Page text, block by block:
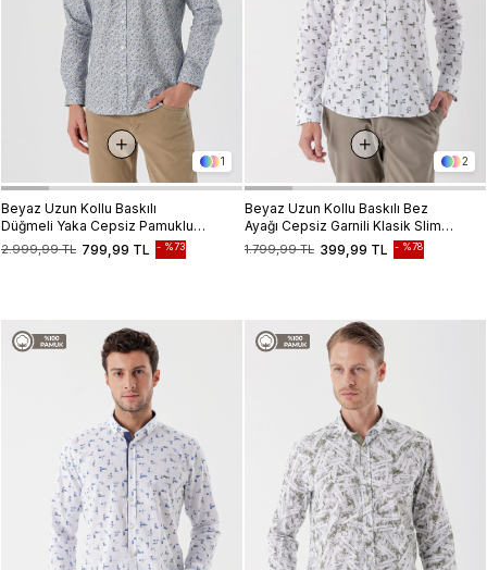
1
Beyaz Uzun Kollu Baskılı
Düğmeli Yaka Cepsiz Pamuklu
Likralı Klasik Slim Fit Gömlek
1004235126
799,99 TL
2.999,99 TL %73
2
Beyaz Uzun Kollu Baskılı Bez
Ayağı Cepsiz Garnili Klasik Slim
Fit Dar Kesim Gömlek
1004230230
399,99 TL
1.799,99 TL %78